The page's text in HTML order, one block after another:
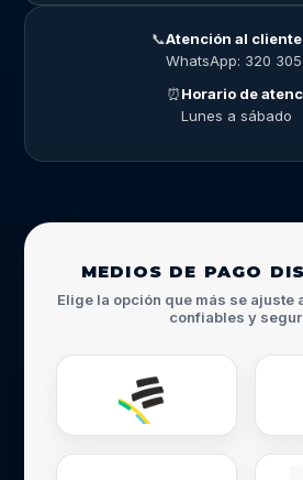
📞Atención al cliente
WhatsApp: 320
⏰Horario de
Lunes a sábado
MEDIOS DE PAGO
Elige la opción que más se ajuste
confiables y